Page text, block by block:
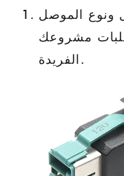
ونوع الموصل
مشروعك
الفريدة.